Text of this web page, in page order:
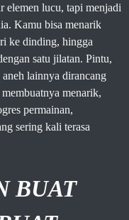
elemen lucu, tapi menjadi
Kamu bisa menarik
ke dinding, hingga
satu jilatan. Pintu,
lainnya dirancang
menarik,
permainan,
sering kali terasa
BUAT